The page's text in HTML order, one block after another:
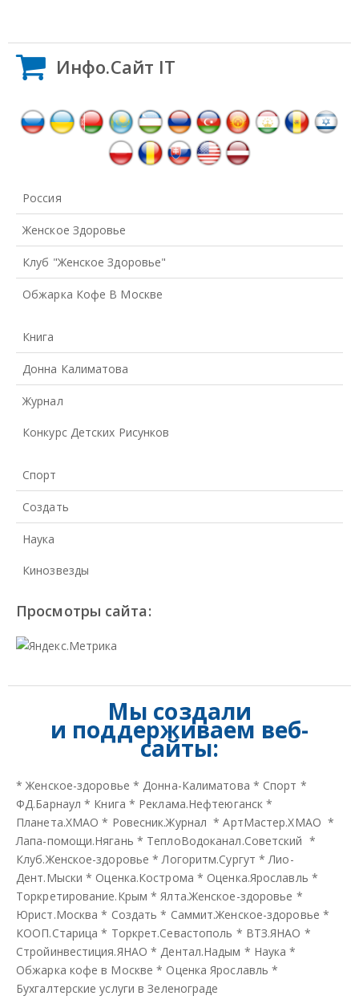
Инфо.Сайт IT
Россия
Женское Здоровье
Клуб "Женское Здоровье"
Обжарка Кофе В Москве
Книга
Донна Калиматова
Журнал
Конкурс Детских Рисунков
Спорт
Создать
Наука
Кинозвезды
Просмотры сайта:
Мы создали
и поддерживаем веб-
сайты:
*Женское-здоровье * Донна-Калиматова * Спорт *
ФД.Барнаул * Книга * Реклама.Нефтеюганск *
Планета.ХМАО * Ровесник.Журнал *АртМастер.ХМАО *
Лапа-помощи.Нягань * ТеплоВодоканал.Советский *
Клуб.Женское-здоровье * Логоритм.Сургут * Лио-
Дент.Мыски * Оценка.Кострома * Оценка.Ярославль *
Торкретирование.Крым * Ялта.Женское-здоровье *
Юрист.Москва * Создать * Саммит.Женское-здоровье *
КООП.Старица * Торкрет.Севастополь * ВТЗ.ЯНАО *
Стройинвестиция.ЯНАО * Дентал.Надым * Наука *
Обжарка кофе в Москве * Оценка Ярославль *
Бухгалтерские услуги в Зеленограде